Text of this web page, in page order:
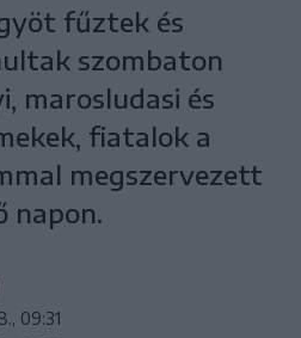
fűztek és
szombaton
marosludasi és
fiatalok a
megszervezett
napon.
09:31